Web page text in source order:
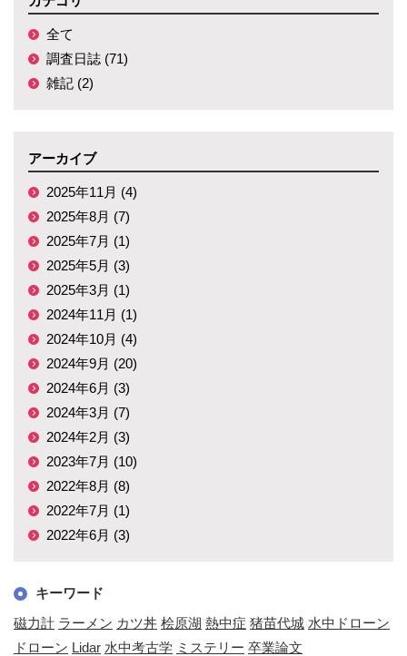
全て
調査日誌 (71)
雑記 (2)
アーカイブ
2025年11月 (4)
2025年8月 (7)
2025年7月 (1)
2025年5月 (3)
2025年3月 (1)
2024年11月 (1)
2024年10月 (4)
2024年9月 (20)
2024年6月 (3)
2024年3月 (7)
2024年2月 (3)
2023年7月 (10)
2022年8月 (8)
2022年7月 (1)
2022年6月 (3)
キーワード
磁力計 ラーメン カツ丼 桧原湖 熱中症 猪苗代城 水中ドローン
ドローン Lidar 水中考古学 ミステリー 卒業論文